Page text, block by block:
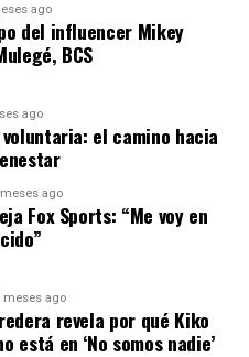
ago
del influencer Mikey
BCS
ago
el camino hacia
ago
Fox Sports: “Me voy en
meses ago
revela por qué Kiko
está en ‘No somos nadie’